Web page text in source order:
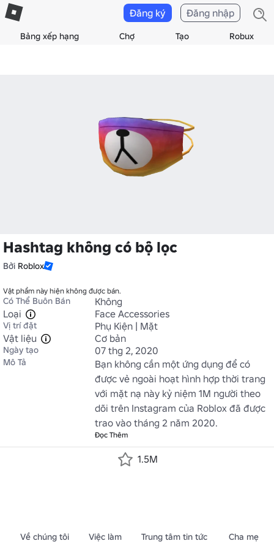
Bảng xếp hạng Chợ Tạo Robux
Đăng ký Đăng nhập
Hashtag không có bộ lọc
Bởi Roblox
Vật phẩm này hiện không được bán.
Có Thể Buôn Bán
Không
Loại
Face Accessories
Vị trí đặt
Phụ Kiện | Mặt
Vật liệu
Cơ bản
Ngày tạo 07 thg 2, 2020
Mô Tả
Bạn không cần một ứng dụng để có
được vẻ ngoài hoạt hình hợp thời trang
với mặt nạ này kỷ niệm 1M người theo
dõi trên Instagram của Roblox đã được
trao vào tháng 2 năm 2020.
Đọc Thêm
1.5M
Về chúng tôi Việc làm Trung tâm tin tức Cha mẹ